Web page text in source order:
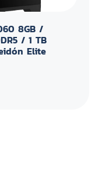
8GB /
/ 1 TB
Elite